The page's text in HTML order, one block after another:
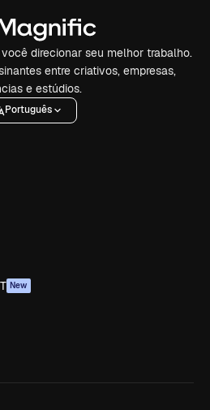
direcionar seu melhor trabalho.
entre criativos, empresas,
e estúdios.
Português
New